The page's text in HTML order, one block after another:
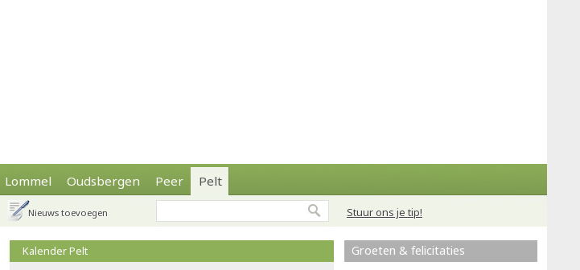
Lommel Oudsbergen Peer Pelt
Stuur ons je tip!
Nieuws toevoegen
Kalender Pelt Groeten & felicitaties